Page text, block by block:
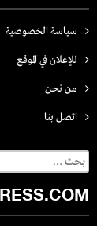
سياسة الخصوصية
للإعلان في الموقع
من نحن
اتصل بنـا
البحث
عن: